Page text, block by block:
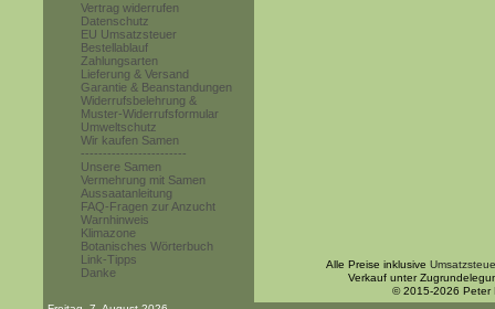
Vertrag widerrufen
Datenschutz
EU Umsatzsteuer
Bestellablauf
Zahlungsarten
Lieferung & Versand
Garantie & Beanstandungen
Widerrufsbelehrung &
Muster-Widerrufsformular
Umweltschutz
Wir kaufen Samen
------------------------
Unsere Samen
Vermehrung mit Samen
Aussaatanleitung
FAQ-Fragen zur Anzucht
Warnhinweis
Klimazone
Botanisches Wörterbuch
Link-Tipps
Danke
Alle Preise inklusive
Verkauf unter
© 2015-2026 Peter